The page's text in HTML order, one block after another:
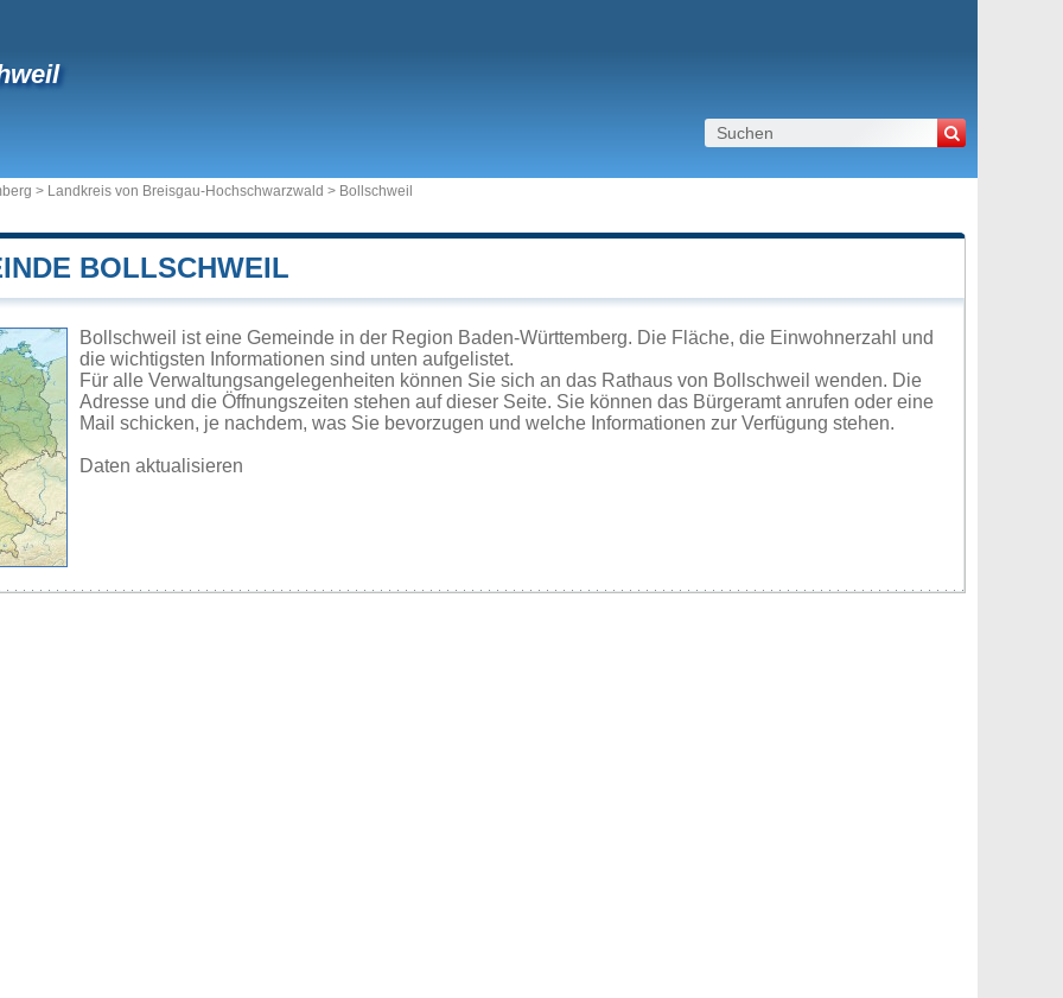
> Landkreis von Breisgau-Hochschwarzwald > Bollschweil
BOLLSCHWEIL
Bollschweil ist eine Gemeinde in der Region Baden-Württemberg. Die Fläche, die Einwohnerzahl und
die wichtigsten Informationen sind unten aufgelistet.
Für alle Verwaltungsangelegenheiten können Sie sich an das Rathaus von Bollschweil wenden. Die
Adresse und die Öffnungszeiten stehen auf dieser Seite. Sie können das Bürgeramt anrufen oder eine
Mail schicken, je nachdem, was Sie bevorzugen und welche Informationen zur Verfügung stehen.
Daten aktualisieren